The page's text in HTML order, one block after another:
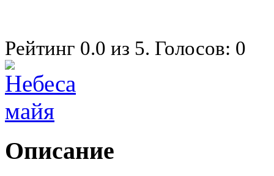
Рейтинг 0.0 из 5. Голосов: 0
Описание